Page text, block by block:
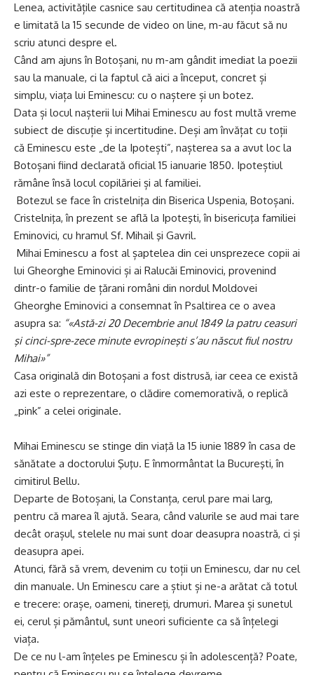
Lenea, activitățile casnice sau certitudinea că atenția noastră
e limitată la 15 secunde de video on line, m-au făcut să nu
scriu atunci despre el.
Când am ajuns în Botoșani, nu m-am gândit imediat la poezii
sau la manuale, ci la faptul că aici a început, concret și
simplu, viața lui Eminescu: cu o naștere și un botez.
Data și locul nașterii lui Mihai Eminescu au fost multă vreme
subiect de discuție și incertitudine. Deși am învățat cu toții
că Eminescu este „de la Ipotești”, nașterea sa a avut loc la
Botoșani fiind declarată oficial 15 ianuarie 1850. Ipoteștiul
rămâne însă locul copilăriei și al familiei.
Botezul se face în cristelniţa din Biserica Uspenia, Botoșani.
Cristelniţa, în prezent se află la Ipoteşti, în bisericuţa familiei
Eminovici, cu hramul Sf. Mihail şi Gavril.
Mihai Eminescu a fost al șaptelea din cei unsprezece copii ai
lui Gheorghe Eminovici și ai Ralucăi Eminovici, provenind
dintr-o familie de țărani români din nordul Moldovei
Gheorghe Eminovici a consemnat în Psaltirea ce o avea
asupra sa: “«Astă-zi 20 Decembrie anul 1849 la patru ceasuri
şi cinci-spre-zece minute evropineşti s’au născut fiul nostru
Mihai»”
Casa originală din Botoșani a fost distrusă, iar ceea ce există
azi este o reprezentare, o clădire comemorativă, o replică
„pink” a celei originale.
Mihai Eminescu se stinge din viaţă la 15 iunie 1889 în casa de
sănătate a doctorului Şuţu. E înmormântat la Bucureşti, în
cimitirul Bellu.
Departe de Botoșani, la Constanța, cerul pare mai larg,
pentru că marea îl ajută. Seara, când valurile se aud mai tare
decât orașul, stelele nu mai sunt doar deasupra noastră, ci și
deasupra apei.
Atunci, fără să vrem, devenim cu toții un Eminescu, dar nu cel
din manuale. Un Eminescu care a știut și ne-a arătat că totul
e trecere: orașe, oameni, tinereți, drumuri. Marea și sunetul
ei, cerul și pământul, sunt uneori suficiente ca să înțelegi
viața.
De ce nu l-am înțeles pe Eminescu și în adolescență? Poate,